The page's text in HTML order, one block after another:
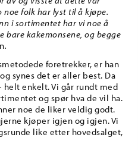
noe folk har lyst til å kjøpe.
i sortimentet har vi noe å
bare kakemonsene, og begge
.
foretrekker, er han
synes det er aller best. Da
helt enkelt. Vi går rundt med
og spør hva de vil ha.
noe de liker veldig godt.
kjøper igjen og igjen. Vi
like etter hovedsalget,